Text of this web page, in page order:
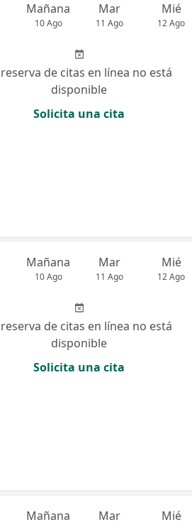
Mañana
10 Ago
Mar
11 Ago
Mié
12 Ago
reserva de citas en línea no está
disponible
Solicita una cita
Mañana
10 Ago
Mar
11 Ago
Mié
12 Ago
reserva de citas en línea no está
disponible
Solicita una cita
Mañana Mar Mié